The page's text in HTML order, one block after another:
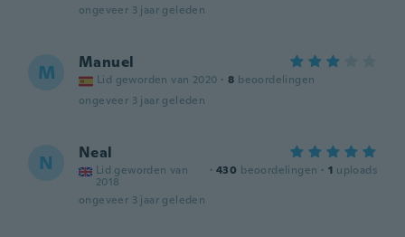
ongeveer 3 jaar geleden
M Manuel
Lid geworden van 2020 · 8 beoordelingen
ongeveer 3 jaar geleden
N Neal
Lid geworden van
2018
· 430 beoordelingen · 1 uploads
ongeveer 3 jaar geleden